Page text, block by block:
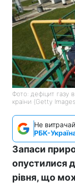
Фото: дефіцит газу
країни (Getty
Не
РБК-
Запаси
опустилися
рівня, що